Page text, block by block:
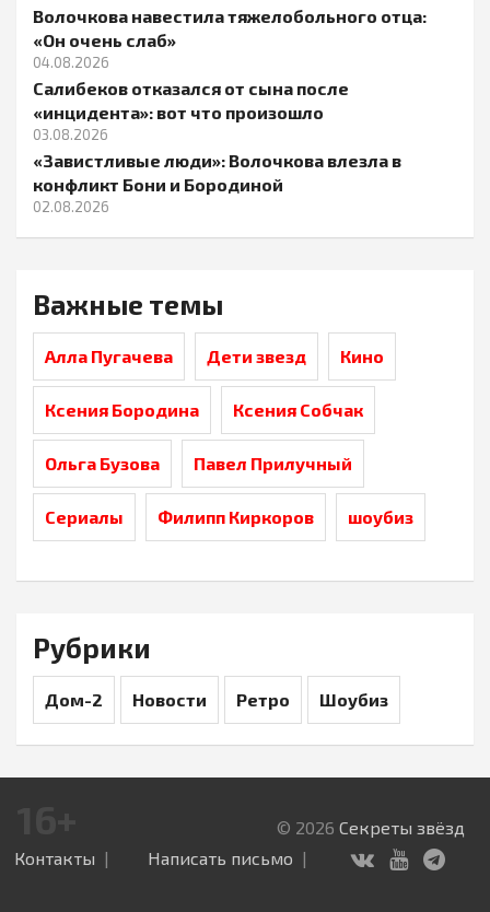
Волочкова навестила тяжелобольного отца:
«Он очень слаб»
04.08.2026
Салибеков отказался от сына после
«инцидента»: вот что произошло
03.08.2026
«Завистливые люди»: Волочкова влезла в
конфликт Бони и Бородиной
02.08.2026
Важные темы
Алла Пугачева Дети звезд Кино
Ксения Бородина Ксения Собчак
Ольга Бузова Павел Прилучный
Сериалы Филипп Киркоров шоубиз
Рубрики
Дом-2 Новости Ретро Шоубиз
© 2026 Секреты звёзд
Контакты
Написать письмо